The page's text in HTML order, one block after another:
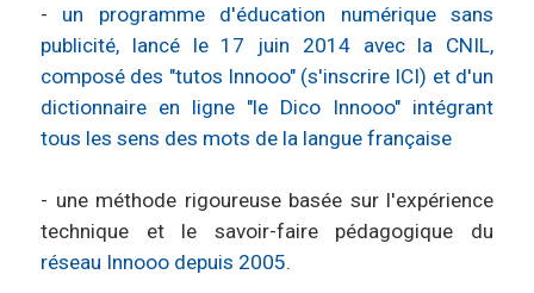
- un programme d'éducation numérique sans
publicité, lancé le 17 juin 2014 avec la CNIL,
composé des "tutos Innooo" (s'inscrire ICI) et d'un
dictionnaire en ligne "le Dico Innooo" intégrant
tous les sens des mots de la langue française
- une méthode rigoureuse basée sur l'expérience
technique et le savoir-faire pédagogique du
réseau Innooo depuis 2005.